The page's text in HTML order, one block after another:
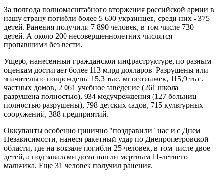
За полгода полномасштабного вторжения российской армии в
нашу страну погибли более 5 600 украинцев, среди них - 375
детей. Ранения получили 7 890 человек, в том числе 730
детей. А около 200 несовершеннолетних числятся
пропавшими без вести.
Ущерб, нанесенный гражданской инфраструктуре, по разным
оценкам достигает более 113 млрд долларов. Разрушены или
значительно повреждены 15,3 тыс. многоэтажек, 115,9 тыс.
частных домов, 2 061 учебное заведение (261 школа
разрушена полностью), 934 медучреждения (127 больниц
полностью разрушены), 798 детских садов, 715 культурных
сооружений, 388 предприятий.
Оккупанты особенно цинично "поздравили" нас и с Днем
Независимости, нанеся ракетный удар по Днепропетровской
области, где на вокзале погибли 25 человек, в том числе двое
детей, а под завалами дома нашли мертвым 11-летнего
мальчика. Еще 31 человек получил ранения.